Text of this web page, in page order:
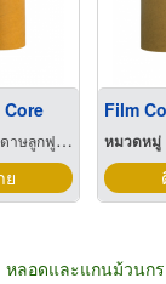
Core
กและไฟเบอร์
ย
Film
หมวดหมู่
หลอดและแกนม้วนก